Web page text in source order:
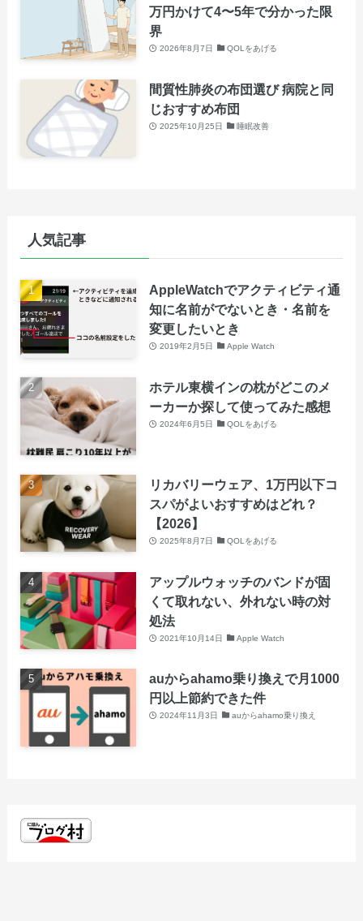
万円かけて4〜5年で分かった限
界
2026年8月7日 QOLをあげる
間質性肺炎の布団選び 病院と同
じおすすめ布団
2025年10月25日 睡眠改善
人気記事
AppleWatchでアクティビティ通
知に名前がでないとき・名前を
変更したいとき
2019年2月5日 Apple Watch
ホテル東横インの枕がどこのメ
ーカーか探して使ってみた感想
2024年6月5日 QOLをあげる
リカバリーウェア、1万円以下コ
スパがよいおすすめはどれ？
【2026】
2025年8月7日 QOLをあげる
アップルウォッチのバンドが固
くて取れない、外れない時の対
処法
2021年10月14日 Apple Watch
auからahamo乗り換えで月1000
円以上節約できた件
2024年11月3日 auからahamo乗り換え